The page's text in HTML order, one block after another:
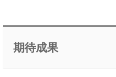
期待成果